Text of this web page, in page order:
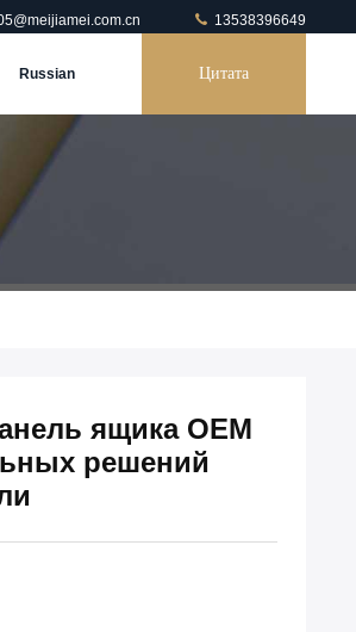
13538396649
Russian Цитата
ящика OEM
решений